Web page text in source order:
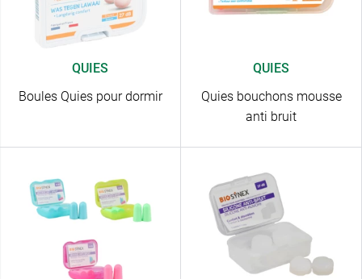
QUIES
Boules Quies pour dormir
QUIES
Quies bouchons mousse
anti bruit